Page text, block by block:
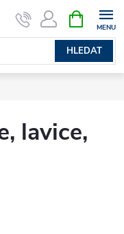
HLEDAT
NÁKUPNÍ
KOŠÍK
lavice,